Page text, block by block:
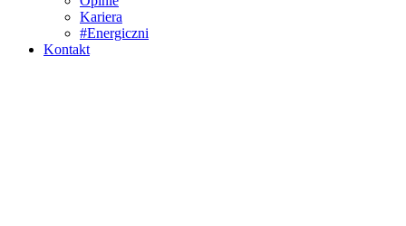
Kariera
#Energiczni
Kontakt